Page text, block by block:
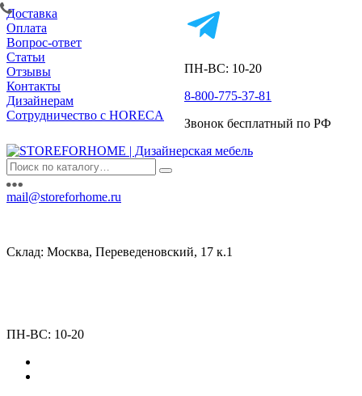
Доставка
Оплата
Вопрос-ответ
Статьи
Отзывы
Контакты
Дизайнерам
Сотрудничество с HORECA
ПН-ВС: 10-20
8-800-775-37-81
Звонок бесплатный по РФ
mail@storeforhome.ru
Склад: Москва, Переведеновский, 17 к.1
ПН-ВС: 10-20